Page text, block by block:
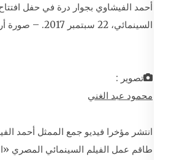
أحمد الفيشاوي بجوار درة في حفل
السينمائي، 22 سبتمبر 2017. – صورة أرشيفية
تصوير :
محمود عبد الغني
انتشر مؤخرا فيديو جمع الممثل أحمد
طاقم عمل الفيلم السينمائي المصري